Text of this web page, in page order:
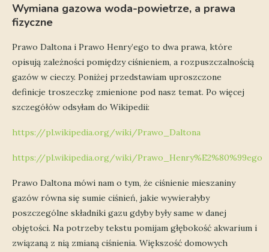
Wymiana gazowa woda-powietrze, a prawa
fizyczne
Prawo Daltona i Prawo Henry’ego to dwa prawa, które
opisują zależności pomiędzy ciśnieniem, a rozpuszczalnością
gazów w cieczy. Poniżej przedstawiam uproszczone
definicje troszeczkę zmienione pod nasz temat. Po więcej
szczegółów odsyłam do Wikipedii:
https://pl.wikipedia.org/wiki/Prawo_Daltona
https://pl.wikipedia.org/wiki/Prawo_Henry%E2%80%99ego
Prawo Daltona mówi nam o tym, że ciśnienie mieszaniny
gazów równa się sumie ciśnień, jakie wywierałyby
poszczególne składniki gazu gdyby były same w danej
objętości. Na potrzeby tekstu pomijam głębokość akwarium i
związaną z nią zmianą ciśnienia. Większość domowych